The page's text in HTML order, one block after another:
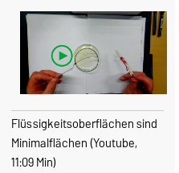
Flüssigkeitsoberflächen sind
Minimalflächen (Youtube,
11:09 Min)